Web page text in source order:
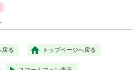
戻る トップページへ戻る